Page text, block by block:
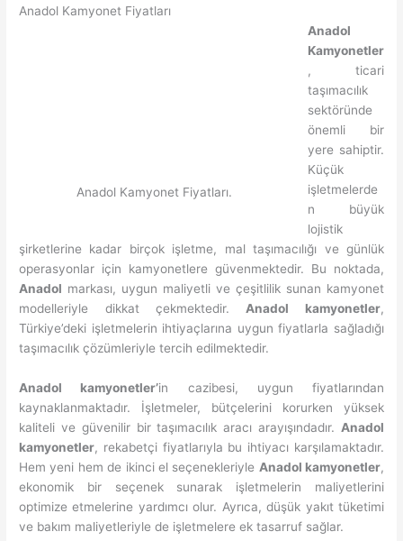
Anadol Kamyonet Fiyatları
Anadol Kamyonet Fiyatları.
Anadol
Kamyonetler
, ticari
taşımacılık
sektöründe
önemli bir
yere sahiptir.
Küçük
işletmelerde
n büyük
lojistik
şirketlerine kadar birçok işletme, mal taşımacılığı ve günlük
operasyonlar için kamyonetlere güvenmektedir. Bu noktada,
Anadol markası, uygun maliyetli ve çeşitlilik sunan kamyonet
modelleriyle dikkat çekmektedir. Anadol kamyonetler,
Türkiye’deki işletmelerin ihtiyaçlarına uygun fiyatlarla sağladığı
taşımacılık çözümleriyle tercih edilmektedir.
Anadol kamyonetler’in cazibesi, uygun fiyatlarından
kaynaklanmaktadır. İşletmeler, bütçelerini korurken yüksek
kaliteli ve güvenilir bir taşımacılık aracı arayışındadır. Anadol
kamyonetler, rekabetçi fiyatlarıyla bu ihtiyacı karşılamaktadır.
Hem yeni hem de ikinci el seçenekleriyle Anadol kamyonetler,
ekonomik bir seçenek sunarak işletmelerin maliyetlerini
optimize etmelerine yardımcı olur. Ayrıca, düşük yakıt tüketimi
ve bakım maliyetleriyle de işletmelere ek tasarruf sağlar.